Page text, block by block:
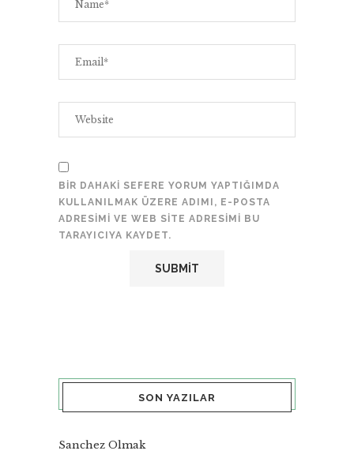
BIR DAHAKI SEFERE YORUM YAPTIĞIMDA
KULLANILMAK ÜZERE ADIMI, E-POSTA
ADRESIMI VE WEB SITE ADRESIMI BU
TARAYICIYA KAYDET.
SON YAZILAR
Sanchez Olmak